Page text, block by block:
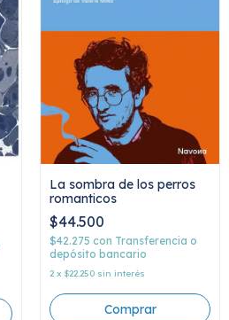
La sombra de los perros
romanticos
$44.500
$42.275 con Transferencia o
depósito bancario
2 x $22.250 sin interés